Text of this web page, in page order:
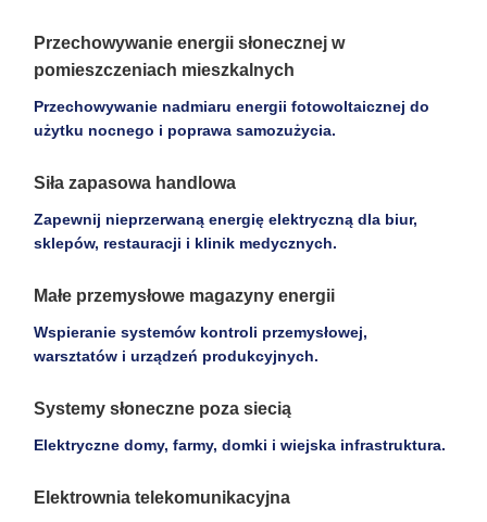
Przechowywanie energii słonecznej w
pomieszczeniach mieszkalnych
Przechowywanie nadmiaru energii fotowoltaicznej do
użytku nocnego i poprawa samozużycia.
Siła zapasowa handlowa
Zapewnij nieprzerwaną energię elektryczną dla biur,
sklepów, restauracji i klinik medycznych.
Małe przemysłowe magazyny energii
Wspieranie systemów kontroli przemysłowej,
warsztatów i urządzeń produkcyjnych.
Systemy słoneczne poza siecią
Elektryczne domy, farmy, domki i wiejska infrastruktura.
Elektrownia telekomunikacyjna